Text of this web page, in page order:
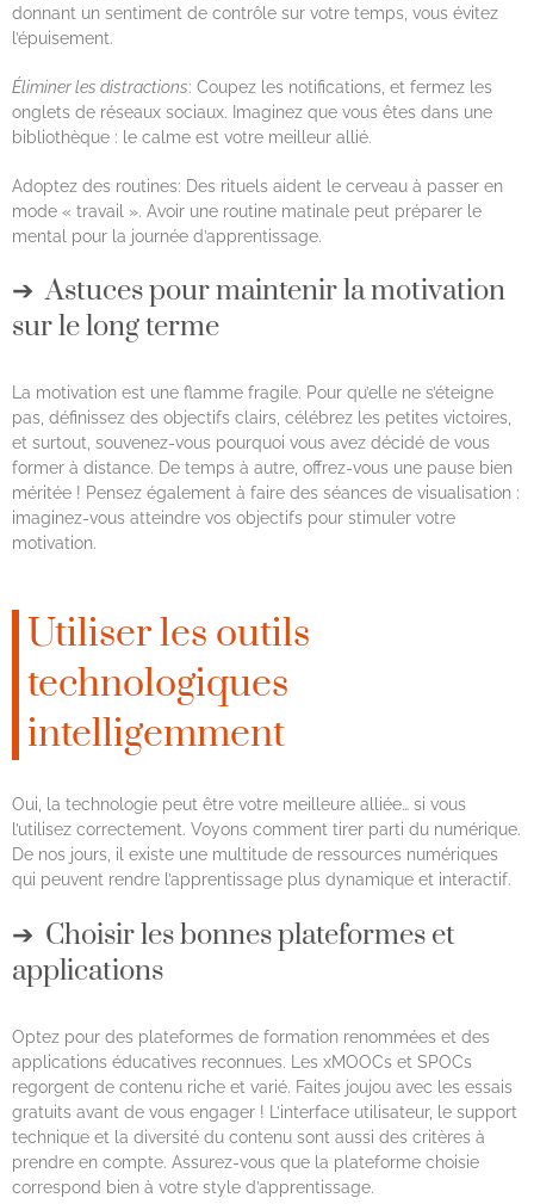
donnant un sentiment de contrôle sur votre temps, vous évitez
l’épuisement.
Éliminer les distractions: Coupez les notifications, et fermez les
onglets de réseaux sociaux. Imaginez que vous êtes dans une
bibliothèque : le calme est votre meilleur allié.
Adoptez des routines: Des rituels aident le cerveau à passer en
mode « travail ». Avoir une routine matinale peut préparer le
mental pour la journée d’apprentissage.
Astuces pour maintenir la motivation
sur le long terme
La motivation est une flamme fragile. Pour qu’elle ne s’éteigne
pas, définissez des objectifs clairs, célébrez les petites victoires,
et surtout, souvenez-vous pourquoi vous avez décidé de vous
former à distance. De temps à autre, offrez-vous une pause bien
méritée ! Pensez également à faire des séances de visualisation :
imaginez-vous atteindre vos objectifs pour stimuler votre
motivation.
Utiliser les outils
technologiques
intelligemment
Oui, la technologie peut être votre meilleure alliée… si vous
l’utilisez correctement. Voyons comment tirer parti du numérique.
De nos jours, il existe une multitude de ressources numériques
qui peuvent rendre l’apprentissage plus dynamique et interactif.
Choisir les bonnes plateformes et
applications
Optez pour des plateformes de formation renommées et des
applications éducatives reconnues. Les xMOOCs et SPOCs
regorgent de contenu riche et varié. Faites joujou avec les essais
gratuits avant de vous engager ! L’interface utilisateur, le support
technique et la diversité du contenu sont aussi des critères à
prendre en compte. Assurez-vous que la plateforme choisie
correspond bien à votre style d’apprentissage.